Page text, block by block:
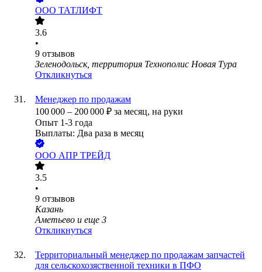
ООО ТАТЛИФТ
3.6
•
9 отзывов
Зеленодольск, территория Технополис Новая Тура
Откликнуться
Менеджер по продажам
100 000 – 200 000 ₽ за месяц, на руки
Опыт 1-3 года
Выплаты: Два раза в месяц
ООО АПР ТРЕЙД
3.5
•
9 отзывов
Казань
Аметьево и еще 3
Откликнуться
Территориальный менеджер по продажам запчастей
для сельскохозяственной техники в ПФО